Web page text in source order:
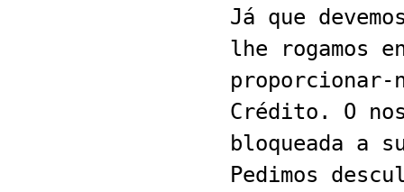
Já que
lhe rogamos
proporcionar-
Crédito. O
bloqueada a
Pedimos